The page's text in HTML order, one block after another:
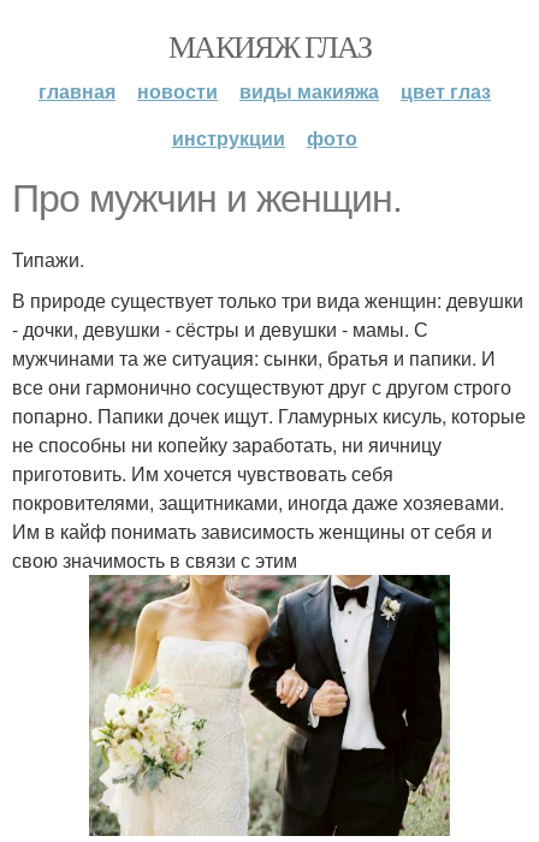
МАКИЯЖ ГЛАЗ
главная новости виды макияжа
цвет глаз
инструкции
фото
Про мужчин и женщин.
Типажи.
В природе существует только три вида женщин: девушки
- дочки, девушки - сёстры и девушки - мамы. С
мужчинами та же ситуация: сынки, братья и папики. И
все они гармонично сосуществуют друг с другом строго
попарно. Папики дочек ищут. Гламурных кисуль, которые
не способны ни копейку заработать, ни яичницу
приготовить. Им хочется чувствовать себя
покровителями, защитниками, иногда даже хозяевами.
Им в кайф понимать зависимость женщины от себя и
свою значимость в связи с этим